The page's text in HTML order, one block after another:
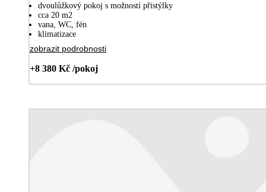
dvoulůžkový pokoj s možností přistýlky
cca 20 m2
vana, WC, fén
klimatizace
zobrazit podrobnosti
+8 380 Kč /pokoj